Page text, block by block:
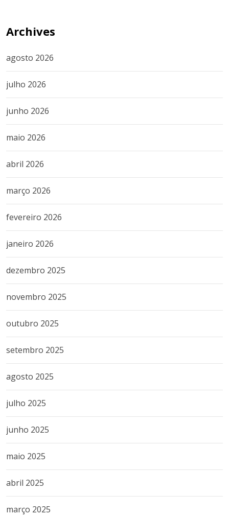
Archives
agosto 2026
julho 2026
junho 2026
maio 2026
abril 2026
março 2026
fevereiro 2026
janeiro 2026
dezembro 2025
novembro 2025
outubro 2025
setembro 2025
agosto 2025
julho 2025
junho 2025
maio 2025
abril 2025
março 2025